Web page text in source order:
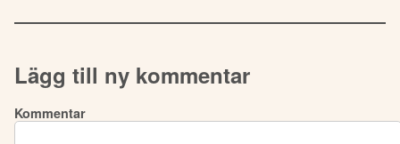
Lägg till ny kommentar
Kommentar